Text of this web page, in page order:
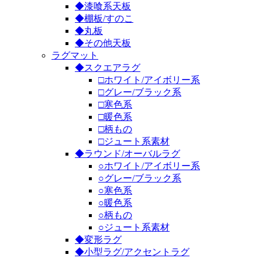
◆漆喰系天板
◆棚板/すのこ
◆丸板
◆その他天板
ラグマット
◆スクエアラグ
□ホワイト/アイボリー系
□グレー/ブラック系
□寒色系
□暖色系
□柄もの
□ジュート系素材
◆ラウンド/オーバルラグ
○ホワイト/アイボリー系
○グレー/ブラック系
○寒色系
○暖色系
○柄もの
○ジュート系素材
◆変形ラグ
◆小型ラグ/アクセントラグ